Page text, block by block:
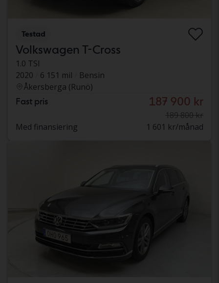
Testad
Volkswagen T-Cross
1.0 TSI
2020
6 151 mil
Bensin
Åkersberga (Runö)
Fast pris 187 900 kr
189 800 kr
Med finansiering
1 601 kr/månad